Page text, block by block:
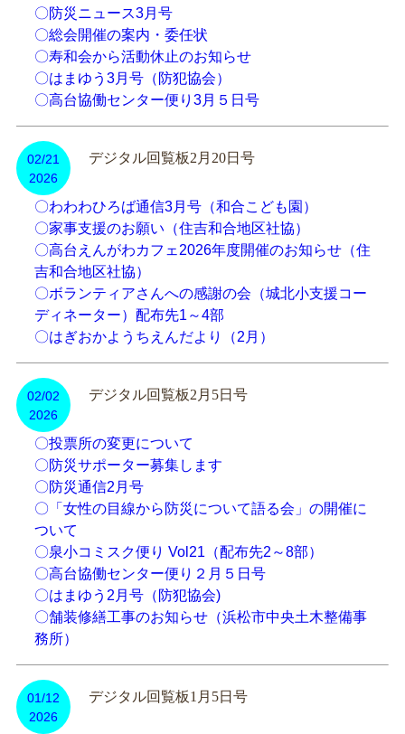
〇防災ニュース3月号
〇総会開催の案内・委任状
〇寿和会から活動休止のお知らせ
〇はまゆう3月号（防犯協会）
〇高台協働センター便り3月５日号
デジタル回覧板2月20日号
02/21
2026
〇わわわひろば通信3月号（和合こども園）
〇家事支援のお願い（住吉和合地区社協）
〇高台えんがわカフェ2026年度開催のお知らせ（住
吉和合地区社協）
〇ボランティアさんへの感謝の会（城北小支援コー
ディネーター）配布先1～4部
〇はぎおかようちえんだより（2月）
デジタル回覧板2月5日号
02/02
2026
〇投票所の変更について
〇防災サポーター募集します
〇防災通信2月号
〇「女性の目線から防災について語る会」の開催に
ついて
〇泉小コミスク便り Vol21（配布先2～8部）
〇高台協働センター便り２月５日号
〇はまゆう2月号（防犯協会)
〇舗装修繕工事のお知らせ（浜松市中央土木整備事
務所）
デジタル回覧板1月5日号
01/12
2026